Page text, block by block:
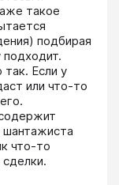
такое
подбирая
или что-то
шантажиста
что-то